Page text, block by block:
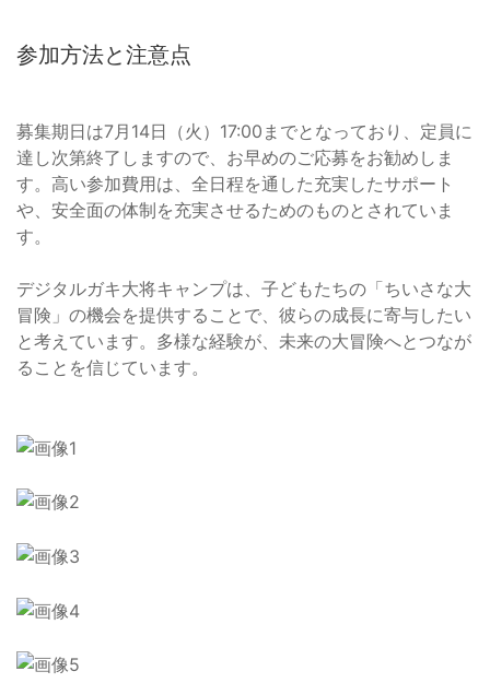
参加方法と注意点
募集期日は7月14日（火）17:00までとなっており、定員に
達し次第終了しますので、お早めのご応募をお勧めしま
す。高い参加費用は、全日程を通した充実したサポート
や、安全面の体制を充実させるためのものとされていま
す。
デジタルガキ大将キャンプは、子どもたちの「ちいさな大
冒険」の機会を提供することで、彼らの成長に寄与したい
と考えています。多様な経験が、未来の大冒険へとつなが
ることを信じています。